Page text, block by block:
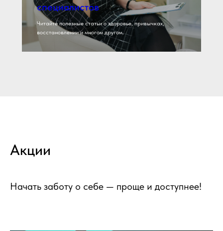
специалистов
Читайте полезные статьи о здоровье, привычках,
восстановлении и многом другом.
Акции
Начать заботу о себе — проще и доступнее!